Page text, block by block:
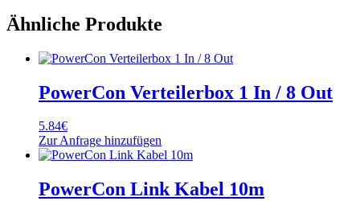
Ähnliche Produkte
PowerCon Verteilerbox 1 In / 8 Out
5.84€
Zur Anfrage hinzufügen
PowerCon Link Kabel 10m